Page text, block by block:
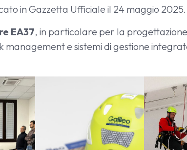
in Gazzetta Ufficiale il 24 maggio 2025.
EA37, in particolare per la
e sistemi di gestione